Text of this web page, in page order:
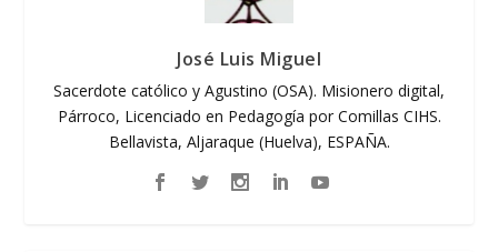
José Luis Miguel
Sacerdote católico y Agustino (OSA). Misionero digital,
Párroco, Licenciado en Pedagogía por Comillas CIHS.
Bellavista, Aljaraque (Huelva), ESPAÑA.